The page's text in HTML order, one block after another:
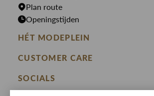
Plan route
Openingstijden
HÉT MODEPLEIN
ZIJ VAN RINSMA
DE HEEREN VAN RINSMA
RINSMA.CONCEPTS
CUSTOMER CARE
Veelgestelde vragen
SOCIALS